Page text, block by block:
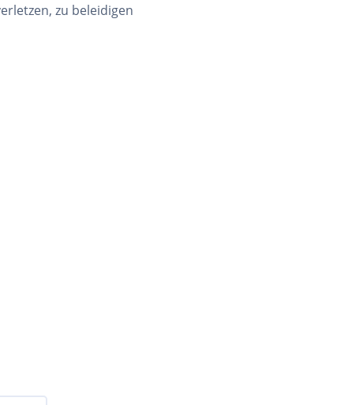
zu beleidigen